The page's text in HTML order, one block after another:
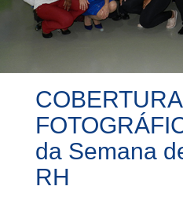
COBERTURA
da Semana
RH